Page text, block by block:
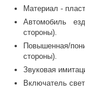
Материал -
Автомобиль
стороны).
Повышенная/
стороны).
Звуковая
Включатель